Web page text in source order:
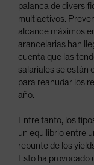
palanca de
multiactivos.
alcance máximos
arancelarias han
cuenta que las
salariales se están
para reanudar los
año.
Entre tanto, los
un equilibrio entre
repunte de los
Esto ha provocado